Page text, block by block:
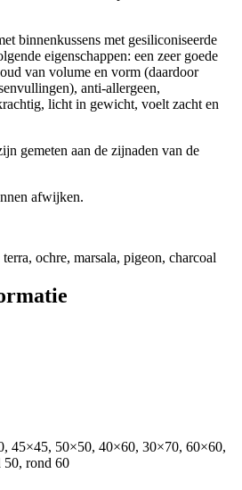
binnenkussens met gesiliconiseerde
eigenschappen: een zeer goede
van volume en vorm (daardoor
anti-allergeen,
licht in gewicht, voelt zacht en
gemeten aan de zijnaden van de
afwijken.
ochre, marsala, pigeon, charcoal
45×45, 50×50, 40×60, 30×70, 60×60,
50, rond 60